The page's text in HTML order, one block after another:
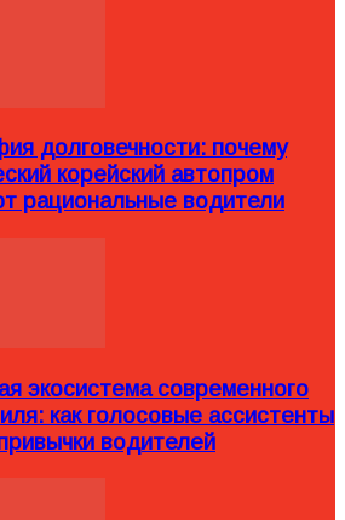
долговечности: почему
корейский автопром
рациональные водители
экосистема современного
как голосовые ассистенты
водителей